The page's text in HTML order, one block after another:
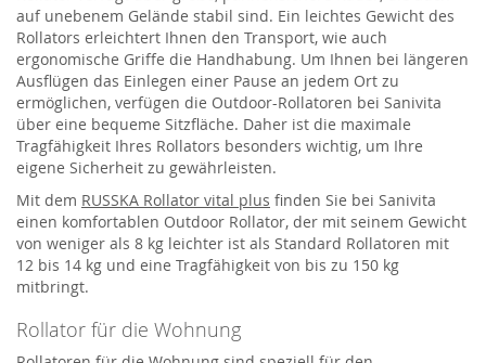
auf unebenem Gelände stabil sind. Ein leichtes Gewicht des
Rollators erleichtert Ihnen den Transport, wie auch
ergonomische Griffe die Handhabung. Um Ihnen bei längeren
Ausflügen das Einlegen einer Pause an jedem Ort zu
ermöglichen, verfügen die Outdoor-Rollatoren bei Sanivita
über eine bequeme Sitzfläche. Daher ist die maximale
Tragfähigkeit Ihres Rollators besonders wichtig, um Ihre
eigene Sicherheit zu gewährleisten.
Mit dem RUSSKA Rollator vital plus finden Sie bei Sanivita
einen komfortablen Outdoor Rollator, der mit seinem Gewicht
von weniger als 8 kg leichter ist als Standard Rollatoren mit
12 bis 14 kg und eine Tragfähigkeit von bis zu 150 kg
mitbringt.
Rollator für die Wohnung